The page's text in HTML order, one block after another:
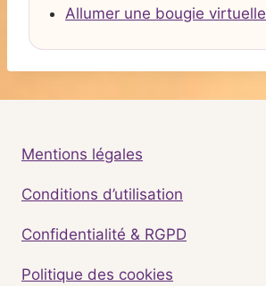
Allumer une bougie virtuelle
Mentions légales
Conditions d’utilisation
Confidentialité & RGPD
Politique des cookies